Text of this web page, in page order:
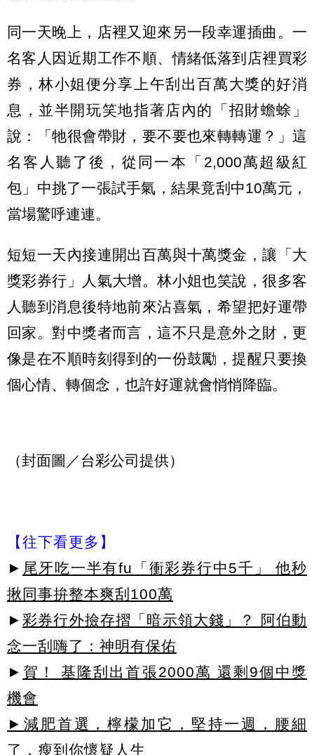
同一天晚上，店裡又迎來另一段幸運插曲。一
名客人因近期工作不順、情緒低落到店裡買彩
券，林小姐便分享上午刮出百萬大獎的好消
息，並半開玩笑地指著店內的「招財蟾蜍」
說：「牠很會帶財，要不要也來轉轉運？」這
名客人聽了後，從同一本「2,000萬超級紅
包」中挑了一張試手氣，結果竟刮中10萬元，
當場驚呼連連。
短短一天內接連開出百萬與十萬獎金，讓「大
獎彩券行」人氣大增。林小姐也笑說，很多客
人聽到消息後特地前來沾喜氣，希望把好運帶
回家。對中獎者而言，這不只是意外之財，更
像是在不順時刻得到的一份鼓勵，提醒只要換
個心情、轉個念，也許好運就會悄悄降臨。
（封面圖／台彩公司提供）
【往下看更多】
► 尾牙吃一半有fu「衝彩券行中5千」 他秒
揪同事拚整本爽刮100萬
► 彩券行外撿存摺「暗示領大錢」？ 阿伯動
念一刮嗨了：神明有保佑
► 賀！ 基隆刮出首張2000萬 還剩9個中獎
機會
►減肥首選，檸檬加它，堅持一週，腰細
了，瘦到你懷疑人生